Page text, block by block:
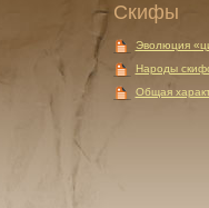
Скифы
Эволюция
Народы
Общая